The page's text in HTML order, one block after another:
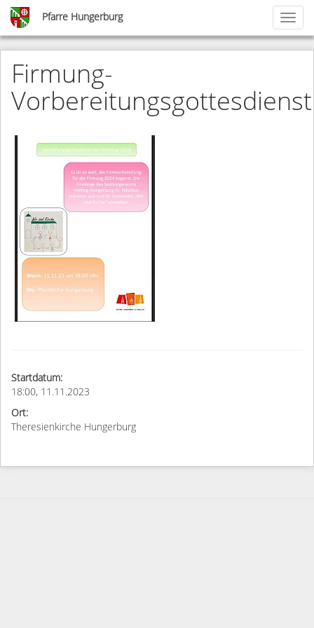
Skip
main
content
Pfarre Hungerburg
Firmung-
Vorbereitungsgottesdienst
Startdatum:
18:00, 11.11.2023
Ort:
Theresienkirche Hungerburg